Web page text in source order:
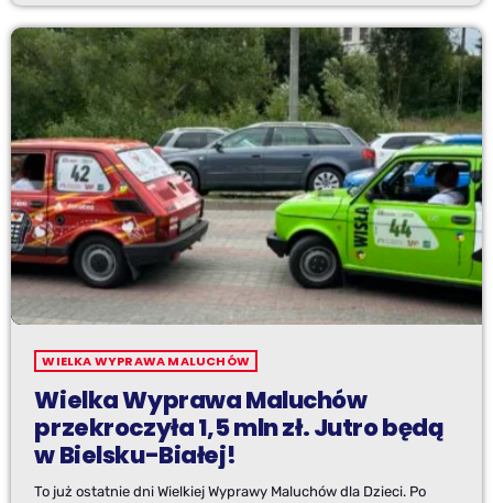
WIELKA WYPRAWA MALUCHÓW
Wielka Wyprawa Maluchów
przekroczyła 1,5 mln zł. Jutro będą
w Bielsku-Białej!
To już ostatnie dni Wielkiej Wyprawy Maluchów dla Dzieci. Po